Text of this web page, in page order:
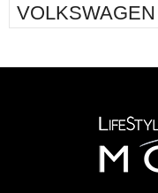
VOLKSWAGEN